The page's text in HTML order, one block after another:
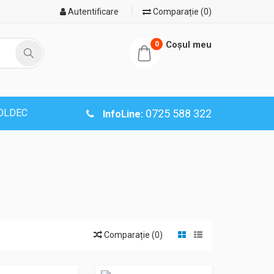
Autentificare Comparație (0)
0 Coşul meu
InfoLine: 0725 588 322
Comparație (0)